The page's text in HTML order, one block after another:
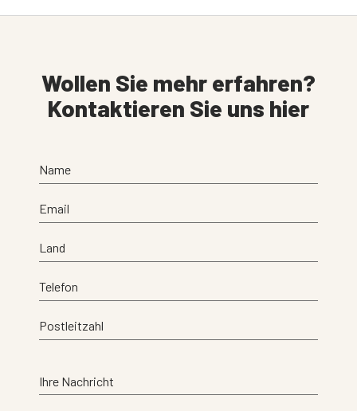
Wollen Sie mehr erfahren?
Kontaktieren Sie uns hier
Name
Email
Land
Telefon
Postleitzahl
Ihre Nachricht